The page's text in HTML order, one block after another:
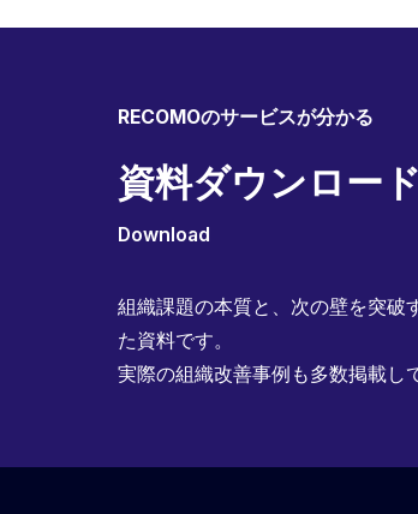
RECOMOのサービスが分かる
資料ダウンロード
Download
組織課題の本質と、次の壁を突破
た資料です。
実際の組織改善事例も多数掲載し